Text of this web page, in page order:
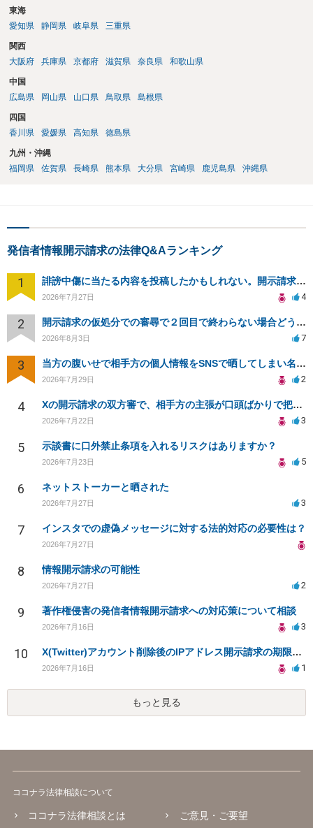
東海
愛知県
静岡県 岐阜県 三重県
関西
大阪府
兵庫県 京都府 滋賀県 奈良県 和歌山県
中国
広島県
岡山県 山口県 鳥取県 島根県
四国
香川県
愛媛県 高知県 徳島県
九州・沖縄
福岡県
佐賀県 長崎県 熊本県 大分県 宮崎県 鹿児島県 沖縄県
発信者情報開示請求の法律Q&Aランキング
1 誹謗中傷に当たる内容を投稿したかもしれない。開示請求や民事刑事裁判に発展しうるのか教えて欲しい。
2026年7月27日 4
2 開示請求の仮処分での審尋で２回目で終わらない場合どうしたらいいですか
2026年8月3日 7
3 当方の腹いせで相手方の個人情報をSNSで晒してしまい名誉毀損させてしまったかもしれない
2026年7月29日 2
4 Xの開示請求の双方審で、相手方の主張が口頭ばかりで把握しきれません
2026年7月22日 3
5 示談書に口外禁止条項を入れるリスクはありますか？
2026年7月23日 5
6 ネットストーカーと晒された
2026年7月27日 3
7 インスタでの虚偽メッセージに対する法的対応の必要性は？
2026年7月27日
8 情報開示請求の可能性
2026年7月27日 2
9 著作権侵害の発信者情報開示請求への対応策について相談
2026年7月16日 3
10 X(Twitter)アカウント削除後のIPアドレス開示請求の期限は？
2026年7月16日 1
もっと見る
ココナラ法律相談について
ココナラ法律相談とは
ご意見・ご要望